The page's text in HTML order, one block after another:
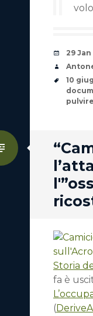
Date
29 Jan
Tags
10
Standard
Storia
fa è
(